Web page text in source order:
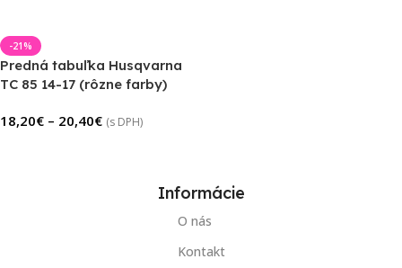
-21%
Predná tabuľka Husqvarna
TC 85 14-17 (rôzne farby)
18,20€ – 20,40€ (s DPH)
Informácie
O nás
Kontakt